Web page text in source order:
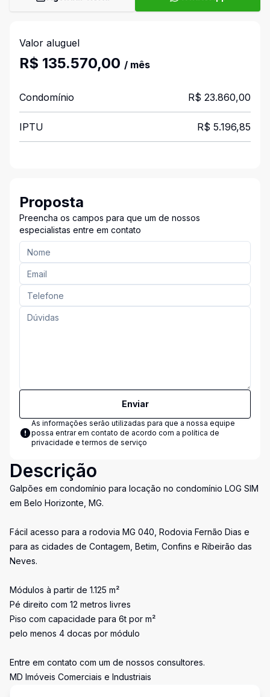
Valor aluguel
R$ 135.570,00 / mês
Condomínio R$ 23.860,00
IPTU R$ 5.196,85
Proposta
Preencha os campos para que um de nossos
especialistas entre em contato
Enviar
As informações serão utilizadas para que a nossa equipe
possa entrar em contato de acordo com a política de
privacidade e termos de serviço
Descrição
Galpões em condomínio para locação no condomínio LOG SIM
em Belo Horizonte, MG.
Fácil acesso para a rodovia MG 040, Rodovia Fernão Dias e
para as cidades de Contagem, Betim, Confins e Ribeirão das
Neves.
Módulos à partir de 1.125 m²
Pé direito com 12 metros livres
Piso com capacidade para 6t por m²
pelo menos 4 docas por módulo
Entre em contato com um de nossos consultores.
MD Imóveis Comerciais e Industriais